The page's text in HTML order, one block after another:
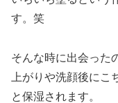
す。笑
そんな時に出会った
上がりや洗顔後にこ
と保湿されます。